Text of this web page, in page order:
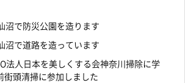
沼で防災公園を造ります
沼で道路を造っています
法人日本を美しくする会神奈川掃除に学
頭清掃に参加しました